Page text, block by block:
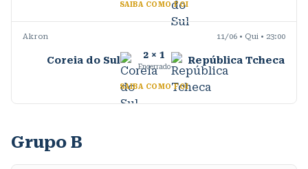
SAIBA COMO FOI
Akron 11/06 • Qui • 23:00
Coreia do Sul 2 × 1
Encerrado
República Tcheca
SAIBA COMO FOI
Grupo B